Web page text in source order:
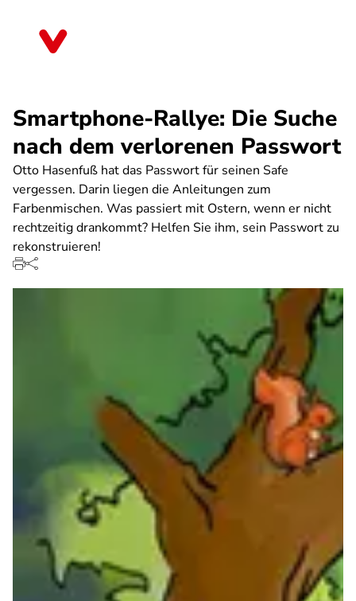
Smartphone-Rallye: Die Suche
nach dem verlorenen Passwort
Otto Hasenfuß hat das Passwort für seinen Safe
vergessen. Darin liegen die Anleitungen zum
Farbenmischen. Was passiert mit Ostern, wenn er nicht
rechtzeitig drankommt? Helfen Sie ihm, sein Passwort zu
rekonstruieren!